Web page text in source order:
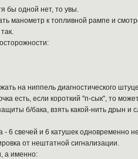
бы одной нет, то увы.
манометр к топливной рампе и
на ниппель диагностического
есть, если короткий "п-сык", то
б/бака, взять какой-нить дрын и
6 свечей и 6 катушек одновременно
от нештатной сигнализации.
а именно: